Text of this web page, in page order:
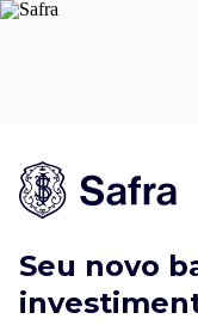
Seu novo